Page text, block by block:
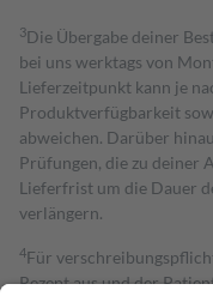
3Die Übergabe deiner
bei uns werktags von
Lieferzeitpunkt kann je
Produktverfügbarkeit
abweichen. Darüber
Prüfungen, die zu deiner
Lieferfrist um die Dauer
verlängern.
4Für
Rezept aus und der